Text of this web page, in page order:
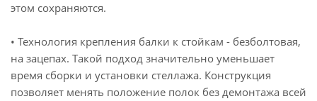
этом сохраняются.
• Технология крепления балки к стойкам - безболтовая,
на зацепах. Такой подход значительно уменьшает
время сборки и установки стеллажа. Конструкция
позволяет менять положение полок без демонтажа всей